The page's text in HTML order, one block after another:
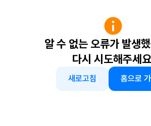
알 수 없는 오류가 발생
다시 시도해주세
새로고침 홈으로 가